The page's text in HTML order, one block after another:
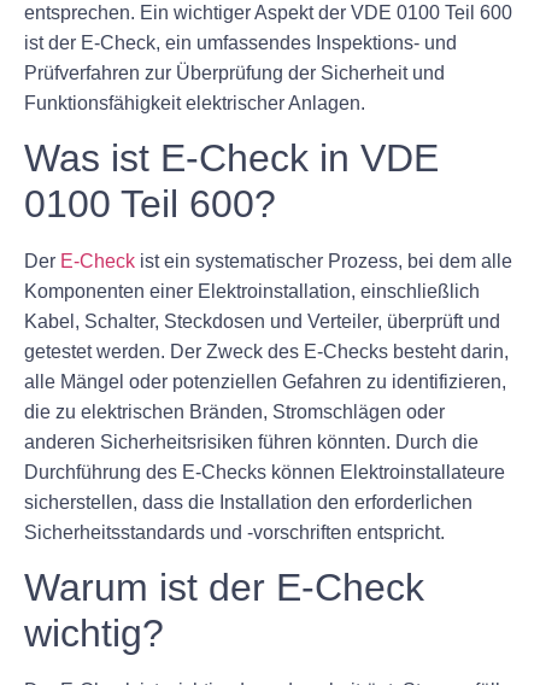
entsprechen. Ein wichtiger Aspekt der VDE 0100 Teil 600
ist der E-Check, ein umfassendes Inspektions- und
Prüfverfahren zur Überprüfung der Sicherheit und
Funktionsfähigkeit elektrischer Anlagen.
Was ist E-Check in VDE
0100 Teil 600?
Der E-Check ist ein systematischer Prozess, bei dem alle
Komponenten einer Elektroinstallation, einschließlich
Kabel, Schalter, Steckdosen und Verteiler, überprüft und
getestet werden. Der Zweck des E-Checks besteht darin,
alle Mängel oder potenziellen Gefahren zu identifizieren,
die zu elektrischen Bränden, Stromschlägen oder
anderen Sicherheitsrisiken führen könnten. Durch die
Durchführung des E-Checks können Elektroinstallateure
sicherstellen, dass die Installation den erforderlichen
Sicherheitsstandards und -vorschriften entspricht.
Warum ist der E-Check
wichtig?